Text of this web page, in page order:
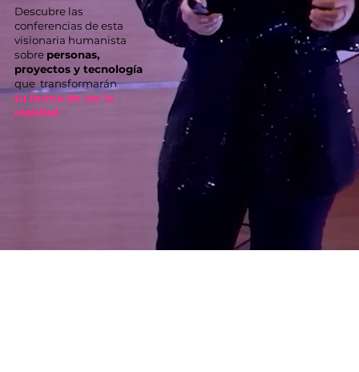
Descubre las
conferencias de esta
visionaria humanista
sobre personas,
proyectos y tecnología
que transformarán
tu forma de ver la
realidad